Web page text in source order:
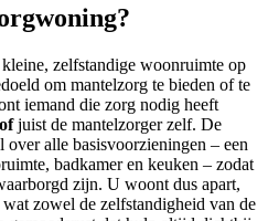
kleine, zelfstandige woonruimte op
om mantelzorg te bieden of te
iemand die zorg nodig heeft
ofjuist de mantelzorger zelf. De
over alle basisvoorzieningen – een
badkamer en keuken – zodat
zijn. U woont dus apart,
zowel de zelfstandigheid van de